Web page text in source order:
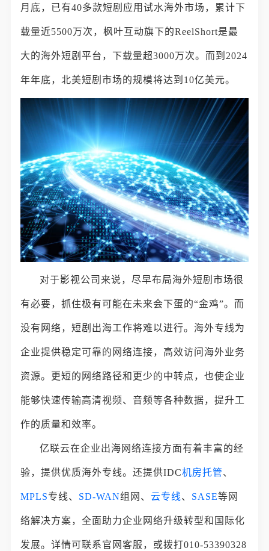
月底，已有40多款短剧应用试水海外市场，累计下
载量近5500万次，枫叶互动旗下的ReelShort是最
大的海外短剧平台，下载量超3000万次。而到2024
年年底，北美短剧市场的规模将达到10亿美元。
对于影视公司来说，尽早布局海外短剧市场很
有必要，抓住极有可能在未来会下蛋的“金鸡”。而
没有网络，短剧出海工作将难以进行。海外专线为
企业提供稳定可靠的网络连接，高效访问海外业务
资源。更短的网络路径和更少的中转点，也使企业
能够快速传输高清视频、音频等各种数据，提升工
作的质量和效率。
亿联云在企业出海网络连接方面有着丰富的经
验，提供优质海外专线。还提供IDC机房托管、
MPLS专线、 SD-WAN组网、云专线、 SASE等网
络解决方案，全面助力企业网络升级转型和国际化
发展。详情可联系官网客服，或拨打010-53390328